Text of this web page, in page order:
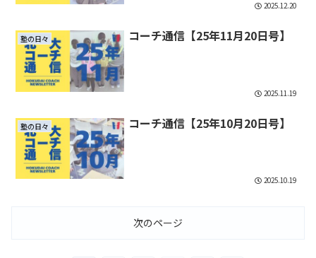
2025.12.20
塾の日々 コーチ通信【25年11月20日号】
2025.11.19
塾の日々 コーチ通信【25年10月20日号】
2025.10.19
次のページ